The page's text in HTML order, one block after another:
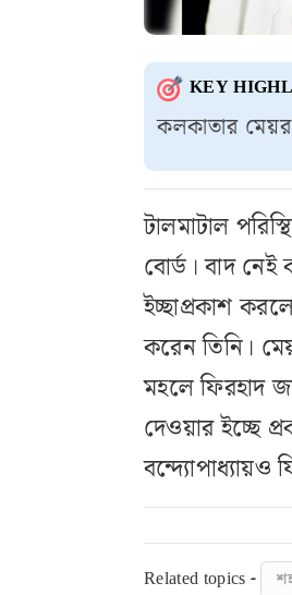
KEY
কলকাতার মেয়র
টালমাটাল
বোর্ড। বাদ
ইচ্ছাপ্রকাশ
করেন তিনি।
মহলে ফিরহাদ
দেওয়ার ইচ্ছে
বন্দ্যোপাধ্যায়ও
Related topics -